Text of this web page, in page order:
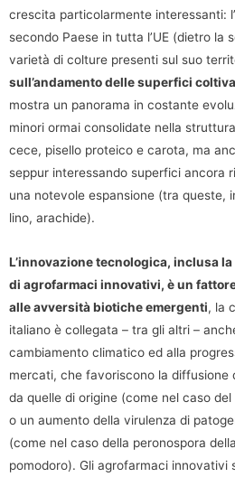
crescita particolarmente interessanti:
secondo Paese in tutta l’UE (dietro la
varietà di colture presenti sul suo
sull’andamento delle superfici
mostra un panorama in costante
minori ormai consolidate nella
cece, pisello proteico e carota, ma
seppur interessando superfici ancora
una notevole espansione (tra queste,
lino, arachide).
L’innovazione tecnologica, inclusa
di agrofarmaci innovativi, è un
alle avversità biotiche emergenti, la
italiano è collegata – tra gli altri –
cambiamento climatico ed alla
mercati, che favoriscono la diffusione
da quelle di origine (come nel caso
o un aumento della virulenza di
(come nel caso della peronospora
pomodoro). Gli agrofarmaci